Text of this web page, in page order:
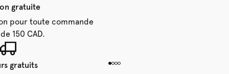
gratuite
pour toute commande
150 CAD.
gratuits